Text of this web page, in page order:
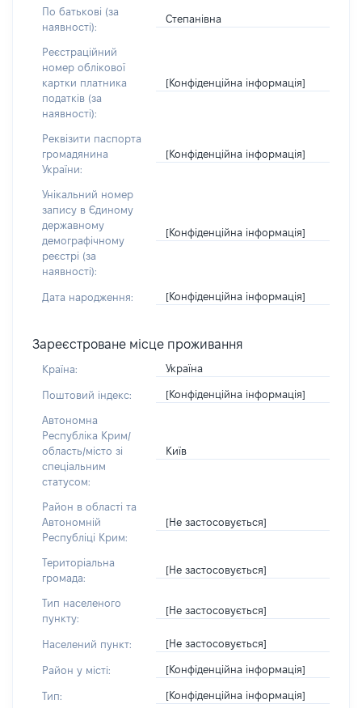
По батькові (за
наявності):
Степанівна
Реєстраційний
номер облікової
картки платника
податків (за
наявності):
[Конфіденційна інформація]
Реквізити паспорта
громадянина
України:
[Конфіденційна інформація]
Унікальний номер
запису в Єдиному
державному
демографічному
реєстрі (за
наявності):
[Конфіденційна інформація]
Дата народження: [Конфіденційна інформація]
Зареєстроване місце проживання
Країна: Україна
Поштовий індекс: [Конфіденційна інформація]
Автономна
Республіка Крим/
область/місто зі
спеціальним
статусом:
Київ
Район в області та
Автономній
Республіці Крим:
[Не застосовується]
Територіальна
громада:
[Не застосовується]
Тип населеного
пункту:
[Не застосовується]
Населений пункт: [Не застосовується]
Район у місті: [Конфіденційна інформація]
Тип: [Конфіденційна інформація]